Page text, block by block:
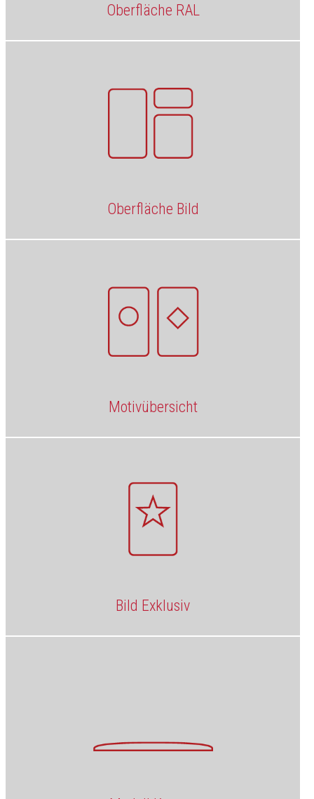
Oberfläche RAL
Oberfläche Bild
Motivübersicht
Bild Exklusiv